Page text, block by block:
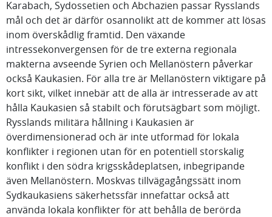
Karabach, Sydossetien och Abchazien passar Rysslands
mål och det är därför osannolikt att de kommer att lösas
inom överskådlig framtid. Den växande
intressekonvergensen för de tre externa regionala
makterna avseende Syrien och Mellanöstern påverkar
också Kaukasien. För alla tre är Mellanöstern viktigare på
kort sikt, vilket innebär att de alla är intresserade av att
hålla Kaukasien så stabilt och förutsägbart som möjligt.
Rysslands militära hållning i Kaukasien är
överdimensionerad och är inte utformad för lokala
konflikter i regionen utan för en potentiell storskalig
konflikt i den södra krigsskådeplatsen, inbegripande
även Mellanöstern. Moskvas tillvägagångssätt inom
Sydkaukasiens säkerhetssfär innefattar också att
använda lokala konflikter för att behålla de berörda